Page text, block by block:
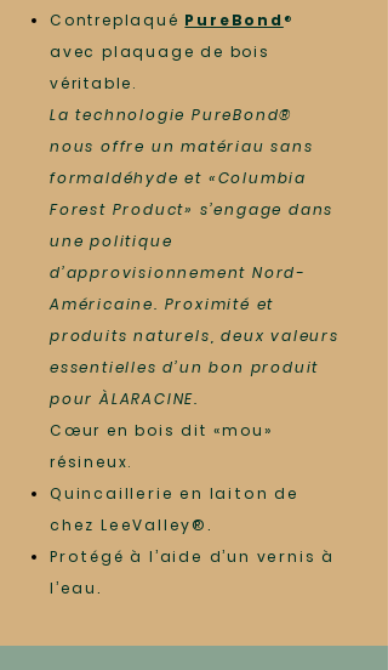
Contreplaqué PureBond®
avec plaquage de bois
véritable.
La technologie PureBond®
nous offre un matériau sans
formaldéhyde et «Columbia
Forest Product» s’engage dans
une politique
d’approvisionnement Nord-
Américaine. Proximité et
produits naturels, deux valeurs
essentielles d’un bon produit
pour ÀLARACINE.
Cœur en bois dit «mou»
résineux.
Quincaillerie en laiton de
chez LeeValley®.
Protégé à l’aide d’un vernis à
l’eau.